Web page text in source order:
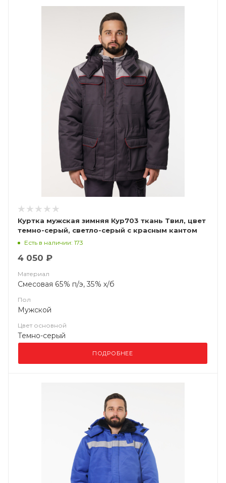
Куртка мужская зимняя Кур703 ткань Твил, цвет
темно-серый, светло-серый с красным кантом
без СОП
Есть в наличии: 173
4 050 ₽
Материал
Смесовая 65% п/э, 35% х/б
Пол
Мужской
Цвет основной
Темно-серый
ПОДРОБНЕЕ